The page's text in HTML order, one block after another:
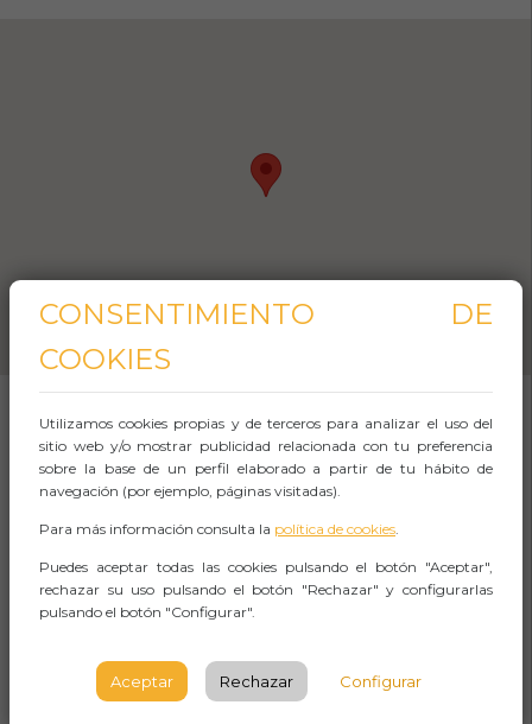
SOBRE EL EVENTO
"La Abadía de Atxuri Escape Room" es una
experiencia que te transporta a un mundo
lleno de misterio y enigmas. Adentrarse en
trama única y emocionante ambientada en
una abadía llena de secretos y sorpresas.
CONSENTIMIENTO DE
COOKIES
Utilizamos cookies propias y de terceros para analizar el uso del
sitio web y/o mostrar publicidad relacionada con tu preferencia
sobre la base de un perfil elaborado a partir de tu hábito de
navegación (por ejemplo, páginas visitadas).
Para más información consulta la política de cookies
Puedes aceptar todas las cookies pulsando el botón "Aceptar",
rechazar su uso pulsando el botón "Rechazar" y configurarlas
pulsando el botón "Configurar".
Aceptar Rechazar Configurar